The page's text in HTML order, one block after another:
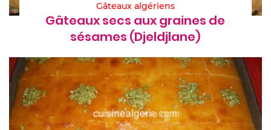
Gâteaux algériens
Gâteaux secs aux graines de
sésames (Djeldjlane)